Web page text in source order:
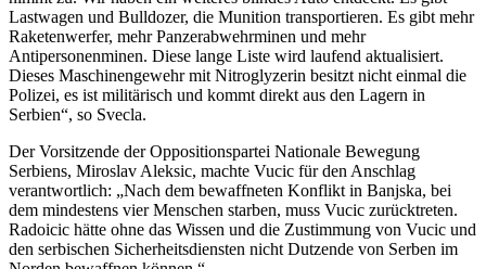
Lastwagen und Bulldozer, die Munition transportieren. Es gibt mehr
Raketenwerfer, mehr Panzerabwehrminen und mehr
Antipersonenminen. Diese lange Liste wird laufend aktualisiert.
Dieses Maschinengewehr mit Nitroglyzerin besitzt nicht einmal die
Polizei, es ist militärisch und kommt direkt aus den Lagern in
Serbien“, so Svecla.
Der Vorsitzende der Oppositionspartei Nationale Bewegung
Serbiens, Miroslav Aleksic, machte Vucic für den Anschlag
verantwortlich: „Nach dem bewaffneten Konflikt in Banjska, bei
dem mindestens vier Menschen starben, muss Vucic zurücktreten.
Radoicic hätte ohne das Wissen und die Zustimmung von Vucic und
den serbischen Sicherheitsdiensten nicht Dutzende von Serben im